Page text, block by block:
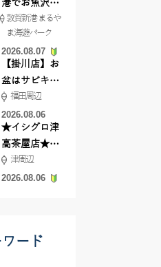
港でお魚沢山
♪ イシグロ彦
根店
敦賀新港 まるや
ま海遊パーク
2026.08.07
【掛川店】お
盆はサビキ釣
りいきません
か?
福田周辺
2026.08.06
★イシグロ津
高茶屋店★津
近郊ハゼ釣れ
てます！
津周辺
2026.08.06
ード